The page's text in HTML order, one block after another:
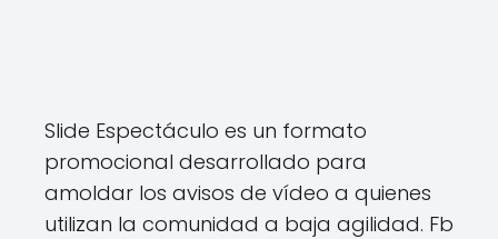
Slide Espectáculo es un formato
promocional desarrollado para
amoldar los avisos de vídeo a quienes
utilizan la comunidad a baja agilidad. Fb